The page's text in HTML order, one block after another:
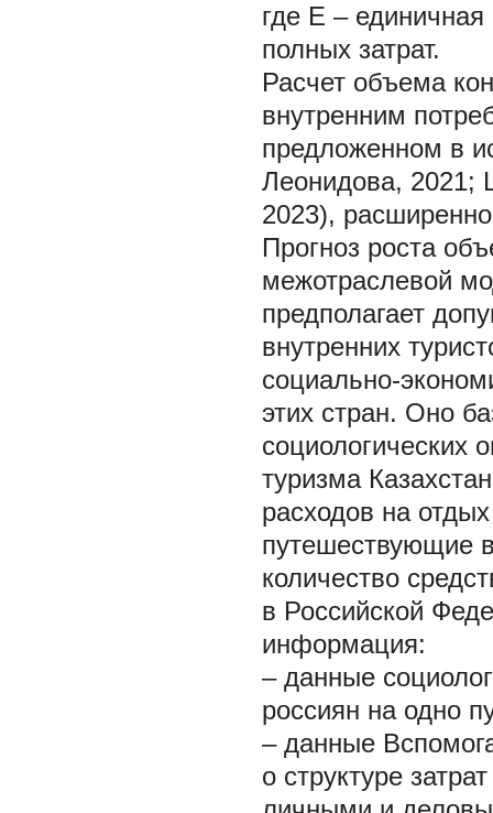
где Е –
полных затрат.
Расчет объема
внутренним
предложенном в
Леонидова, 2021;
2023),
Прогноз роста
межотраслевой
предполагает
внутренних
социально-
этих стран. Оно
социологических
туризма
расходов на
путешествующие
количество
в Российской
информация:
– данные
россиян на одно
– данные
о структуре